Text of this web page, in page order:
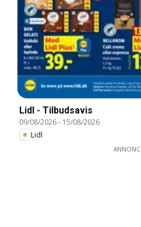
Lidl - Tilbudsavis
09/08/2026- 15/08/2026
Lidl